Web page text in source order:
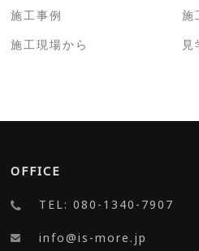
施工事例
施
施工現場から
見
OFFICE
TEL: 080-1340-7907
info@is-more.jp